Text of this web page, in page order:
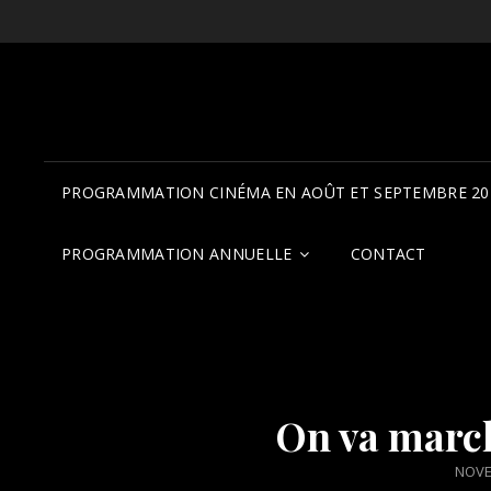
PROGRAMMATION CINÉMA EN AOÛT ET SEPTEMBRE
PROGRAMMATION ANNUELLE CONTACT
On va